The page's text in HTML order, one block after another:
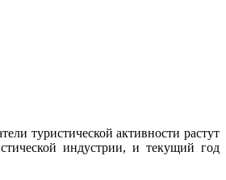
туристической активности растут
индустрии, и текущий год